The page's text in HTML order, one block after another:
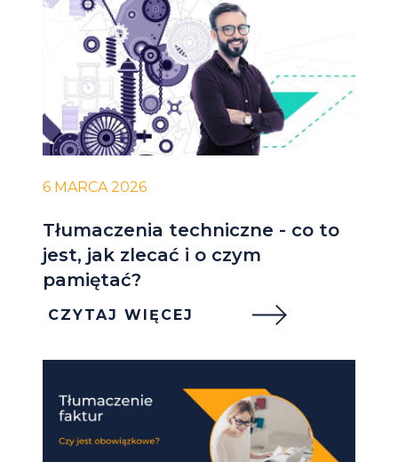
6 MARCA 2026
Tłumaczenia techniczne - co to
jest, jak zlecać i o czym
pamiętać?
CZYTAJ WIĘCEJ